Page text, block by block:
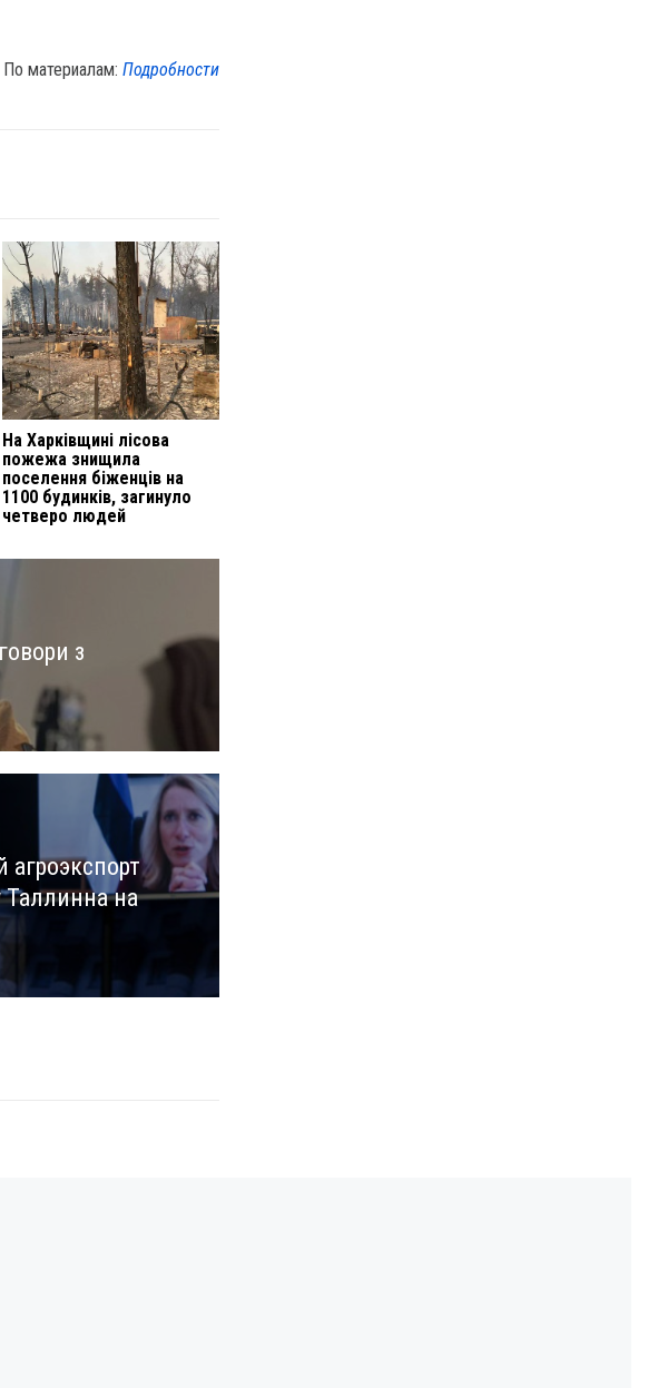
По материалам:Подробности
На Харківщині лісова
пожежа знищила
поселення біженців на
1100 будинків, загинуло
четверо людей
з
агроэкспорт
Таллинна на